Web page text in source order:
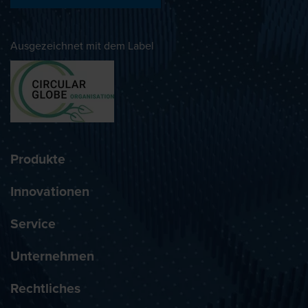
Ausgezeichnet mit dem Label
Produkte
Innovationen
Service
Unternehmen
Rechtliches